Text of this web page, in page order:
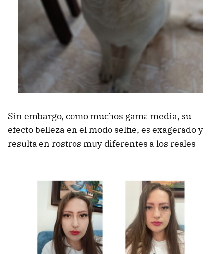
Sin embargo, como muchos gama media, su
efecto belleza en el modo selfie, es exagerado y
resulta en rostros muy diferentes a los reales